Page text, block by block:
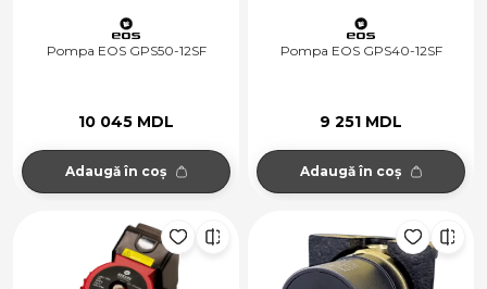
Pompa EOS GPS50-12SF
10 045 MDL
Adaugă în coș
Pompa EOS GPS40-12SF
9 251 MDL
Adaugă în coș